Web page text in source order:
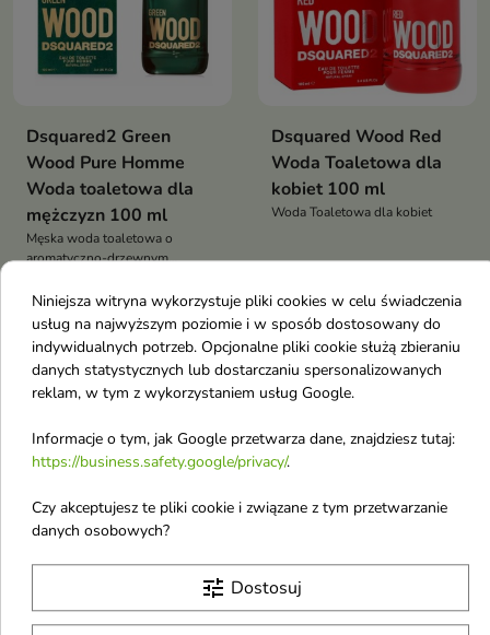
Dsquared2 Green
Wood Pure Homme
Woda toaletowa dla
mężczyzn 100 ml
Męska woda toaletowa o
aromatyczno-drzewnym
bourbon pieprzu, cytryny, cedru,
wetywerii, żywicy, ambroksanu,
piżma i papirusu
Dsquared Wood Red
Woda Toaletowa dla
kobiet 100 ml
Woda Toaletowa dla kobiet
Obecnie brak na stanie favorite_border
perfumowana dla
Niniejsza witryna wykorzystuje pliki cookies w celu świadczenia
usług na najwyższym poziomie i w sposób dostosowany do
indywidualnych potrzeb. Opcjonalne pliki cookie służą zbieraniu
danych statystycznych lub dostarczaniu spersonalizowanych
reklam, w tym z wykorzystaniem usług Google.
Informacje o tym, jak Google przetwarza dane, znajdziesz tutaj:
https://business.safety.google/privacy/.
Czy akceptujesz te pliki cookie i związane z tym przetwarzanie
danych osobowych?
tune Dostosuj